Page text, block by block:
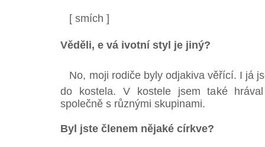
[ smích ]
Věděli, e vá ivotní styl je jiný?
No, moji rodiče byly odjakiva věřící. I já
do kostela. V kostele jsem také
společně s různými skupinami.
Byl jste členem nějaké církve?